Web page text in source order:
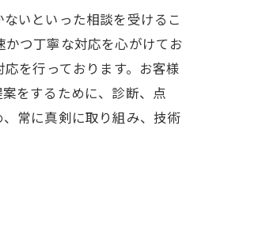
いといった相談を受けるこ
つ丁寧な対応を心がけてお
を行っております。お客様
をするために、診断、点
常に真剣に取り組み、技術